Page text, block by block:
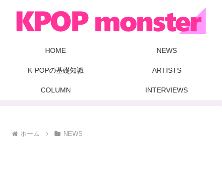
HOME NEWS
K-POPの基礎知識 ARTISTS
COLUMN INTERVIEWS
ホーム NEWS